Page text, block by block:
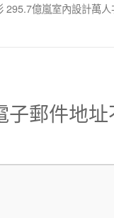
295.7億嵐室內設計萬
郵件地